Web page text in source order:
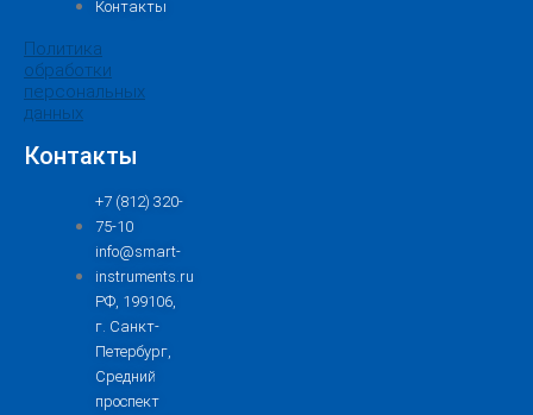
Контакты
Политика
обработки
персональных
данных
Контакты
+7 (812) 320-
75-10
info@smart-
instruments.ru
РФ, 199106,
г. Санкт-
Петербург,
Средний
проспект